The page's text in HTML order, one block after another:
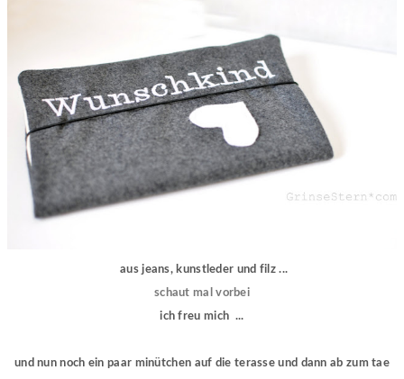
aus jeans, kunstleder und filz ...
schaut mal vorbei
ich freu mich ...
und nun noch ein paar minütchen auf die terasse und dann ab zum tae